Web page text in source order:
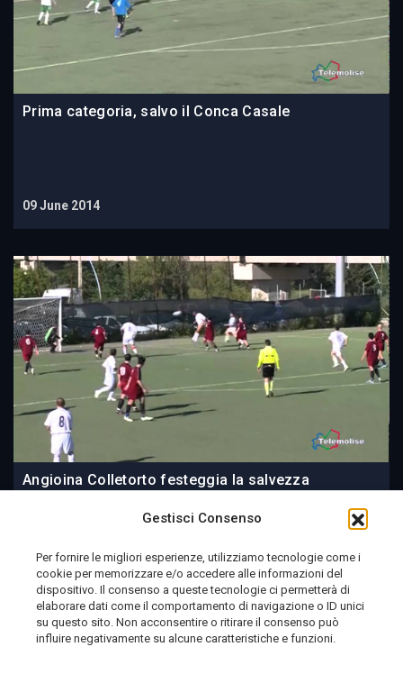
Gestisci Consenso
Per fornire le migliori esperienze, utilizziamo tecnologie come i
cookie per memorizzare e/o accedere alle informazioni del
dispositivo. Il consenso a queste tecnologie ci permetterà di
elaborare dati come il comportamento di navigazione o ID unici
su questo sito. Non acconsentire o ritirare il consenso può
influire negativamente su alcune caratteristiche e funzioni.
Prima categoria, salvo il Conca Casale
09 June 2014
Angioina Colletorto festeggia la salvezza
09 June 2014
Telemolise - reg. Tribunale di Campobasso n. 133 del